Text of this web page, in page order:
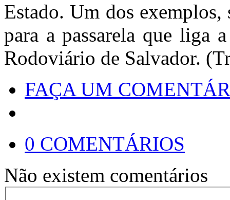
Estado. Um dos
para a passarela que liga
Rodoviário de Salvador.
FAÇA UM
0 COMENTÁRIOS
Não existem comentários